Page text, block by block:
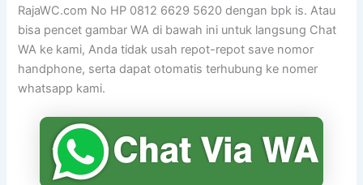
RajaWC.com No HP 0812 6629 5620 dengan bpk is. Atau
bisa pencet gambar WA di bawah ini untuk langsung Chat
WA ke kami, Anda tidak usah repot-repot save nomor
handphone, serta dapat otomatis terhubung ke nomer
whatsapp kami.